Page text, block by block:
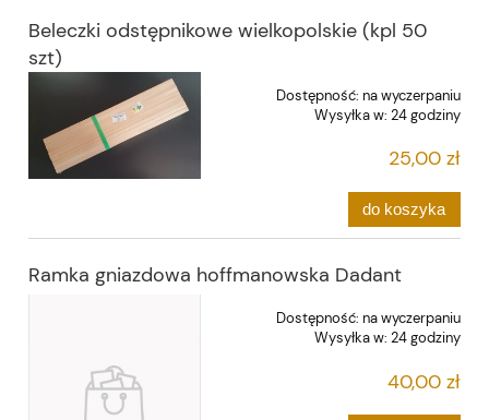
Beleczki odstępnikowe wielkopolskie (kpl 50
szt)
Dostępność: na wyczerpaniu
Wysyłka w: 24 godziny
25,00 zł
do koszyka
Ramka gniazdowa hoffmanowska Dadant
Dostępność: na wyczerpaniu
Wysyłka w: 24 godziny
40,00 zł